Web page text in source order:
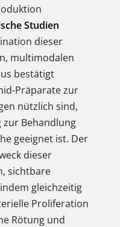
Studien
dieser
multimodalen
bestätigt
Präparate zur
nützlich sind,
Behandlung
geeignet ist. Der
dieser
sichtbare
gleichzeitig
Proliferation
Rötung und